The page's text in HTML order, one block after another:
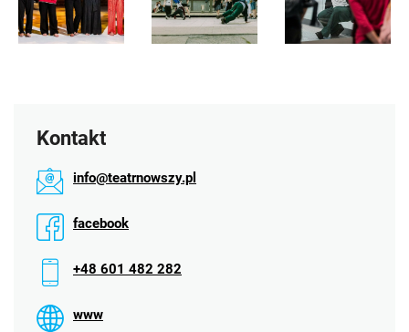
Kontakt
info@teatrnowszy.pl
facebook
+48 601 482 282
www